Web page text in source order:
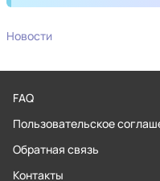
Новости
FAQ
Пользовательское
Обратная связь
Контакты